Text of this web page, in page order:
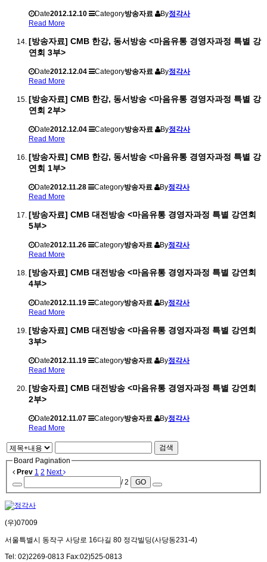
Date2012.12.10 Category방송자료 By정각사
Read More
[방송자료] CMB 한강, 동서방송 <마음유통 경영자과정 특별 강
연회 3부>
Date2012.12.04 Category방송자료 By정각사
Read More
[방송자료] CMB 한강, 동서방송 <마음유통 경영자과정 특별 강
연회 2부>
Date2012.12.04 Category방송자료 By정각사
Read More
[방송자료] CMB 한강, 동서방송 <마음유통 경영자과정 특별 강
연회 1부>
Date2012.11.28 Category방송자료 By정각사
Read More
[방송자료] CMB 대전방송 <마음유통 경영자과정 특별 강연회
5부>
Date2012.11.26 Category방송자료 By정각사
Read More
[방송자료] CMB 대전방송 <마음유통 경영자과정 특별 강연회
4부>
Date2012.11.19 Category방송자료 By정각사
Read More
[방송자료] CMB 대전방송 <마음유통 경영자과정 특별 강연회
3부>
Date2012.11.19 Category방송자료 By정각사
Read More
[방송자료] CMB 대전방송 <마음유통 경영자과정 특별 강연회
2부>
Date2012.11.07 Category방송자료 By정각사
Read More
검색
Board Pagination
Prev 1 2 Next
/ 2
GO
(우)07009
서울특별시 동작구 사당로 16다길 80 정각빌딩(사당동231-4)
Tel: 02)2269-0813 Fax:02)525-0813